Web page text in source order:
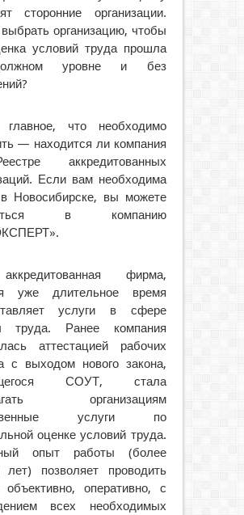
сторонние организации.
организацию, чтобы
условий труда прошла
уровне и без
что необходимо
— находится ли компания
аккредитованных
Если вам необходима
Новосибирске, вы можете
в компанию
фирма,
уже длительное время
услуги в сфере
труда. Ранее компания
аттестацией рабочих
с выходом нового закона,
СОУТ, стала
организациям
услуги по
оценке условий труда.
опыт работы (более
лет) позволяет проводить
объективно, оперативно, с
всех необходимых